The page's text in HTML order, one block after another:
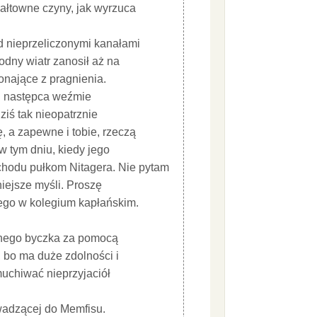
czyny, jak wyrzuca
nieprzeliczonymi kanałami
wiatr zanosił aż na
z pragnienia.
następca weźmie
tak nieopatrznie
a zapewne i tobie, rzeczą
tym dniu, kiedy jego
pułkom Nitagera. Nie pytam
myśli. Proszę
w kolegium kapłańskim.
byczka za pomocą
bo ma duże zdolności i
nieprzyjaciół
do Memfisu.